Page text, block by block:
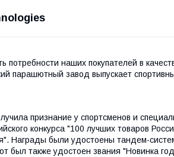
потребности наших покупателей в
парашютный завод выпускает
признание у спортсменов и
конкурса "100 лучших товаров
Награды были удостоены тандем-
был также удостоен звания "Новинка